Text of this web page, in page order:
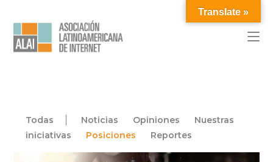
Todas Noticias Opiniones
Nuestras
iniciativas
Posiciones Reportes
Translate »